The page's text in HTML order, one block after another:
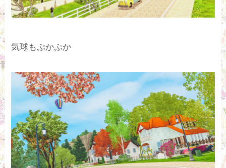
気球もぷかぷか